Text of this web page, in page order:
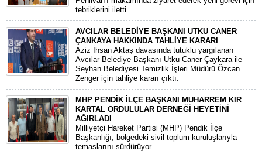
tebriklerini iletti.
AVCILAR BELEDİYE BAŞKANI UTKU CANER
ÇANKAYA HAKKINDA TAHLİYE KARARI
​Aziz İhsan Aktaş davasında tutuklu yargılanan
Avcılar Belediye Başkanı Utku Caner Çaykara ile
Seyhan Belediyesi Temizlik İşleri Müdürü Özcan
Zenger için tahliye kararı çıktı.
MHP PENDİK İLÇE BAŞKANI MUHARREM KIR
KARTAL ORDULULAR DERNEĞİ HEYETİNİ
AĞIRLADI
​Milliyetçi Hareket Partisi (MHP) Pendik İlçe
Başkanlığı, bölgedeki sivil toplum kuruluşlarıyla
temaslarını sürdürüyor.